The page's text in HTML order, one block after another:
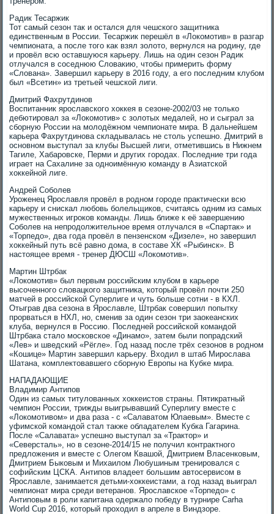
Радик Тесаржик
Тот самый сезон так и остался для чешского защитника
единственным в России. Тесаржик перешёл в «Локомотив» в разгар
чемпионата, а после того как взял золото, вернулся на родину, где
и провёл всю оставшуюся карьеру. Лишь на один сезон Радик
отлучался в соседнюю Словакию, чтобы примерить форму
«Слована». Завершил карьеру в 2016 году, а его последним клубом
был «Всетин» из третьей чешской лиги.
Дмитрий Фахрутдинов
Воспитанник ярославского хоккея в сезоне-2002/03 не только
дебютировал за «Локомотив» с золотых медалей, но и сыграл за
сборную России на молодёжном чемпионате мира. В дальнейшем
карьера Фахрутдинова складывалась не столь успешно. Дмитрий в
основном выступал за клубы Высшей лиги, отметившись в Нижнем
Тагиле, Хабаровске, Перми и других городах. Последние три года
играет на Сахалине за одноимённую команду в Азиатской
хоккейной лиге.
Андрей Соболев
Уроженец Ярославля провёл в родном городе практически всю
карьеру и снискал любовь болельщиков, считаясь одним из самых
мужественных игроков команды. Лишь ближе к её завершению
Соболев на непродолжительное время отлучался в «Спартак» и
«Торпедо», два года провёл в пензенском «Дизеле», но завершил
хоккейный путь всё равно дома, в составе ХК «Рыбинск». В
настоящее время - тренер ДЮСШ «Локомотив».
Мартин Штрбак
«Локомотив» был первым российским клубом в карьере
высоченного словацкого защитника, который провёл почти 250
матчей в российской Суперлиге и чуть больше сотни - в КХЛ.
Отыграв два сезона в Ярославле, Штрбак совершил попытку
прорваться в НХЛ, но, сменив за один сезон три заокеанских
клуба, вернулся в Россию. Последней российской командой
Штрбака стало московское «Динамо», затем были попрадский
«Лев» и шведский «Рёгле». Год назад после трёх сезонов в родном
«Кошице» Мартин завершил карьеру. Входил в штаб Мирослава
Шатана, комплектовавшего сборную Европы на Кубке мира.
НАПАДАЮЩИЕ
Владимир Антипов
Один из самых титулованных хоккеистов страны. Пятикратный
чемпион России, трижды выигрывавший Суперлигу вместе с
«Локомотивом» и два раза - с «Салаватом Юлаевым». Вместе с
уфимской командой стал также обладателем Кубка Гагарина.
После «Салавата» успешно выступал за «Трактор» и
«Северсталь», но в сезоне-2014/15 не получил контрактного
предложения и вместе с Олегом Квашой, Дмитрием Власенковым,
Дмитрием Быковым и Михаилом Любушиным тренировался с
софийским ЦСКА. Антипов владеет большим автосервисом в
Ярославле, занимается детьми-хоккеистами, а год назад выиграл
чемпионат мира среди ветеранов. Ярославское «Торпедо» с
Антиповым в роли капитана одержало победу в турнире Carha
World Cup 2016, который проходил в апреле в Виндзоре.